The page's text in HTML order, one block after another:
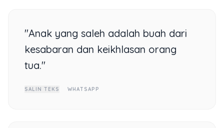
"Anak yang saleh adalah buah dari
kesabaran dan keikhlasan orang
tua."
SALIN TEKS WHATSAPP